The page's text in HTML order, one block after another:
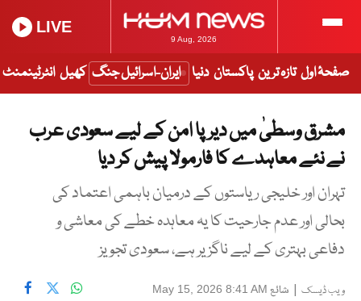
9 Aug, 2026
LIVE
صفحۂ اول تازہ ترین پاکستان دنیا ایران-اسرائیل جنگ کھیل انٹرٹینمنٹ
مشرق وسطیٰ میں دیرپا امن کے لیے سعودی عرب
نے نئے معاہدے کا فارمولا پیش کر دیا
تہران اور خلیجی ریاستوں کے درمیان باہمی اعتماد کی
بحالی اور عدم جارحیت کا یہ معاہدہ خطے کی معاشی و
دفاعی بہتری کے لیے ناگزیر ہے، سعودی تجویز
ویب ڈیسک | شائع May 15, 2026 8:41 AM